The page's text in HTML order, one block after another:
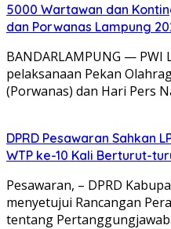
5000 Wartawan dan
dan Porwanas Lampung
BANDARLAMPUNG —
pelaksanaan Pekan
(Porwanas) dan Hari Pers
DPRD Pesawaran Sahkan
WTP ke-10 Kali Berturut-
Pesawaran, – DPRD
menyetujui Rancangan
tentang